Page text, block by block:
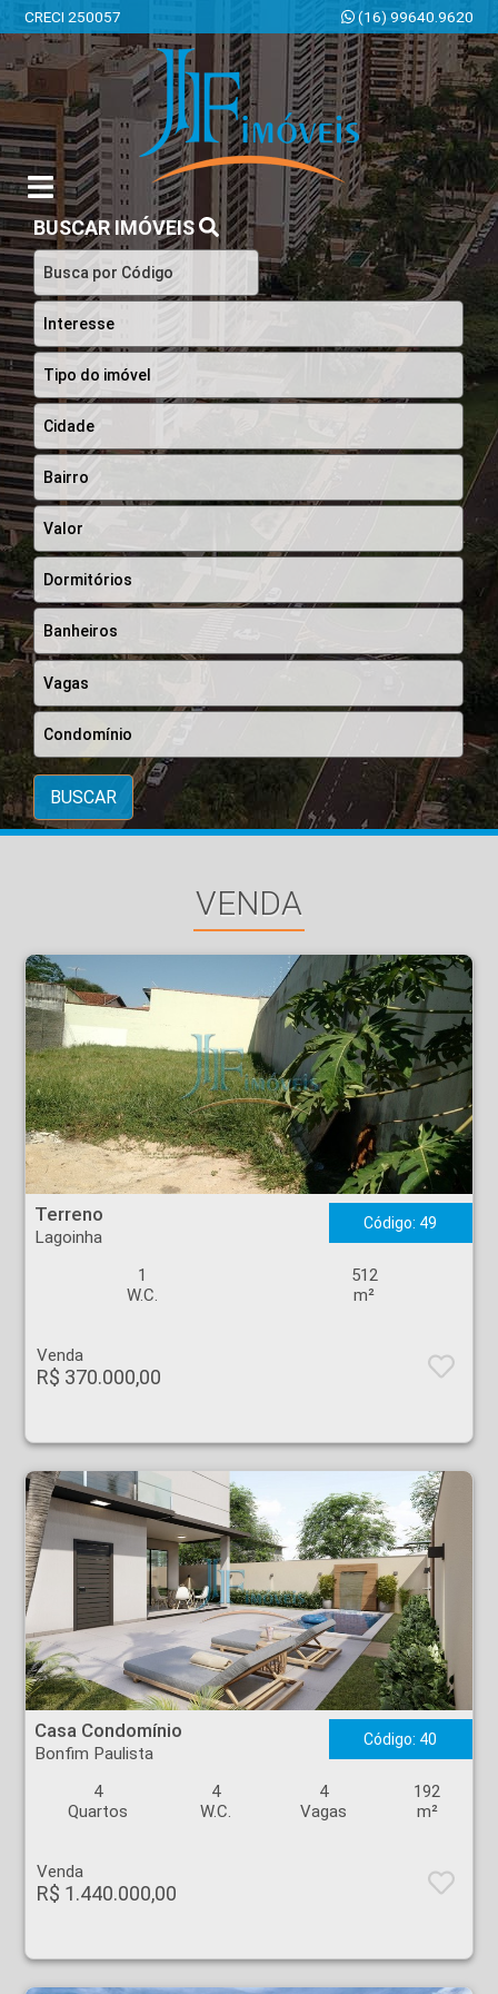
CRECI 250057 (16) 99640.9620
JF Imóveis | Imobiliária em Ribeirão Preto | SP
BUSCAR IMÓVEIS
BUSCAR
VENDA
Terreno - Lagoinha - Ribeirão Preto
Terreno
Lagoinha
Código: 49
1
W.C.
512
m²
Venda
R$ 370.000,00
Casa Condomínio - Bonfim Paulista - Ribeirão Preto
Casa Condomínio
Bonfim Paulista
Código: 40
4
Quartos
4
W.C.
4
Vagas
192
m²
Venda
R$ 1.440.000,00